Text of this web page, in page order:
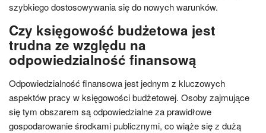
szybkiego dostosowywania się do nowych warunków.
Czy księgowość budżetowa jest
trudna ze względu na
odpowiedzialność finansową
Odpowiedzialność finansowa jest jednym z kluczowych
aspektów pracy w księgowości budżetowej. Osoby zajmujące
się tym obszarem są odpowiedzialne za prawidłowe
gospodarowanie środkami publicznymi, co wiąże się z dużą